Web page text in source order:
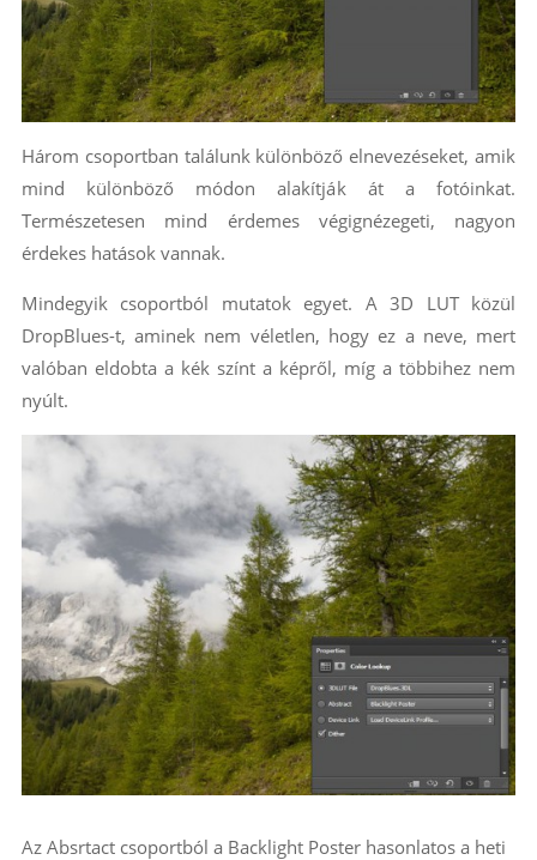
Három csoportban találunk különböző elnevezéseket, amik
mind különböző módon alakítják át a fotóinkat.
Természetesen mind érdemes végignézegeti, nagyon
érdekes hatások vannak.
Mindegyik csoportból mutatok egyet. A 3D LUT közül
DropBlues-t, aminek nem véletlen, hogy ez a neve, mert
valóban eldobta a kék színt a képről, míg a többihez nem
nyúlt.
Az Absrtact csoportból a Backlight Poster hasonlatos a heti